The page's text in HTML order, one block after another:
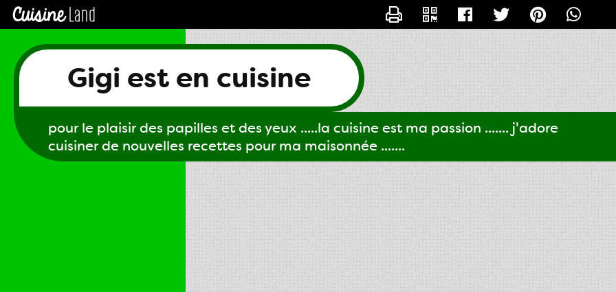
Gigi est en cuisine
pour le plaisir des papilles et des yeux .....la cuisine est ma passion ....... j'adore
cuisiner de nouvelles recettes pour ma maisonnée .......
CONTACTER GIGI61